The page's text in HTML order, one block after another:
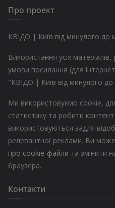
Про проект
КВІДО | Київ від минулого до
Використання усіх
умови посилання (для
"КВІДО | Київ від минулого
Ми використовуємо cookie,
статистику та робити
використовуються задля
релевантної реклами. Ви
про cookie-файли та змінити
браузера.
Контакти